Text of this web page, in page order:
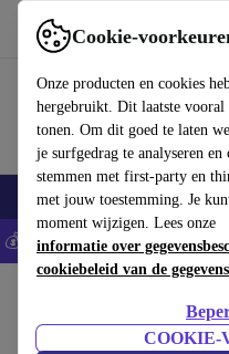
Cookie-
Onze producten en cookies
hergebruikt. Dit laatste vooral
tonen. Om dit goed te laten
je surfgedrag te analyseren
stemmen met first-party en
met jouw toestemming. Je
moment wijzigen. Lees onze
informatie over
cookiebeleid van de
COOKIE-
Gebruik refurbed snel en
Smartphones Laptops Tablets
💰Bespaar 5% EXTRA op alle
Rechtstreeks van originele